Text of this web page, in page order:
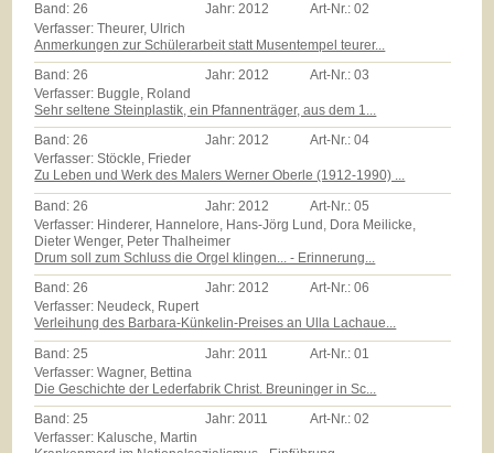
Band:26 Jahr:2012 Art-Nr.:02
Verfasser: Theurer, Ulrich
Anmerkungen zur Schülerarbeit statt Musentempel teurer...
Band:26 Jahr:2012 Art-Nr.:03
Verfasser: Buggle, Roland
Sehr seltene Steinplastik, ein Pfannenträger, aus dem 1...
Band:26 Jahr:2012 Art-Nr.:04
Verfasser: Stöckle, Frieder
Zu Leben und Werk des Malers Werner Oberle (1912-1990) ...
Band: 26 Jahr: 2012 Art-Nr.:05
Verfasser: Hinderer, Hannelore, Hans-Jörg Lund, Dora Meilicke,
Dieter Wenger, Peter Thalheimer
Drum soll zum Schluss die Orgel klingen... - Erinnerung...
Band:26 Jahr:2012 Art-Nr.:06
Verfasser: Neudeck, Rupert
Verleihung des Barbara-Künkelin-Preises an Ulla Lachaue...
Band: 25 Jahr: 2011 Art-Nr.:01
Verfasser: Wagner, Bettina
Die Geschichte der Lederfabrik Christ. Breuninger in Sc...
Band:25 Jahr:2011 Art-Nr.:02
Verfasser: Kalusche, Martin